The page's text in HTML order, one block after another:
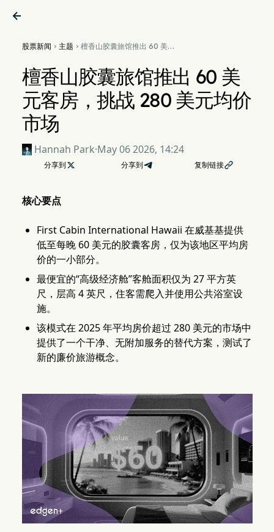

股票新闻  主题  檀香山胶囊旅馆推出 60 美元
檀香山胶囊旅馆推出 60 美
元客房，挑战 280 美元均价
市场
Hannah Park·May 06 2026, 14:24
分享到  分享到 复制链接
核心要点
First Cabin International Hawaii 在威基基提供
低至每晚 60 美元的胶囊客房，仅为该地区平均房
价的一小部分。
最便宜的“高级经济舱”客舱面积仅为 27 平方英
尺，层高 4 英尺，住客需爬入并使用公共浴室设
施。
该模式在 2025 年平均房价超过 280 美元的市场中
提供了一个干净、无附加服务的替代方案，测试了
新的廉价旅游概念。